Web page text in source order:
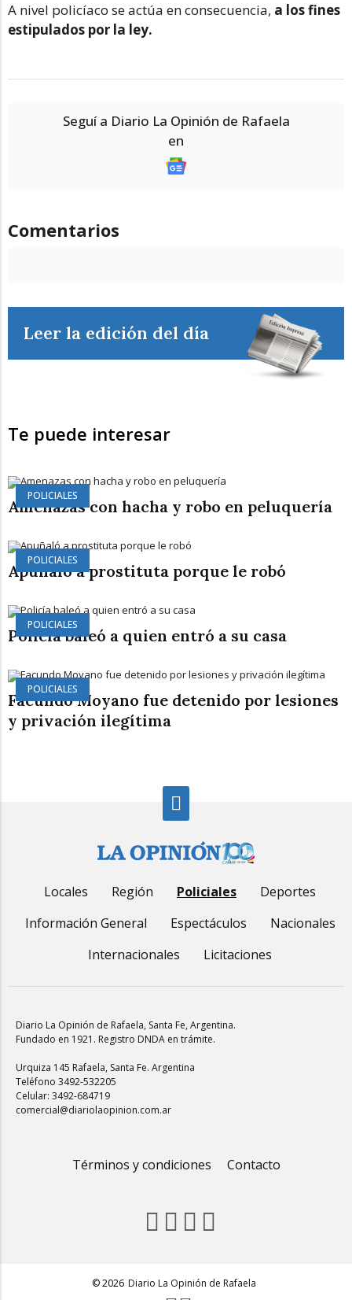
A nivel policíaco se actúa en consecuencia, a los fines
estipulados por la ley.
Seguí a Diario La Opinión de Rafaela
en
Comentarios
Leer la edición del día
Te puede interesar
POLICIALES
Amenazas con hacha y robo en peluquería
POLICIALES
Apuñaló a prostituta porque le robó
POLICIALES
Policía baleó a quien entró a su casa
POLICIALES
Facundo Moyano fue detenido por lesiones
y privación ilegítima
Locales Región Policiales
Deportes
Información General
Espectáculos
Nacionales
Internacionales
Licitaciones
Diario La Opinión de Rafaela, Santa Fe, Argentina.
Fundado en 1921. Registro DNDA en trámite.
Urquiza 145 Rafaela, Santa Fe. Argentina
Teléfono 3492-532205
Celular: 3492-684719
comercial@diariolaopinion.com.ar
Términos y condiciones Contacto
© 2026 Diario La Opinión de Rafaela